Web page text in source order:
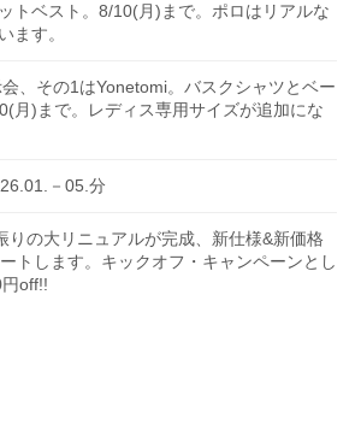
トベスト。8/10(月)まで。ポロはリアルな
ます。
、その1はYonetomi。バスクシャツとベー
月)まで。レディス専用サイズが追加にな
－05.分
りの大リニュアルが完成、新仕様&新価格
トします。キックオフ・キャンペーンとし
off!!